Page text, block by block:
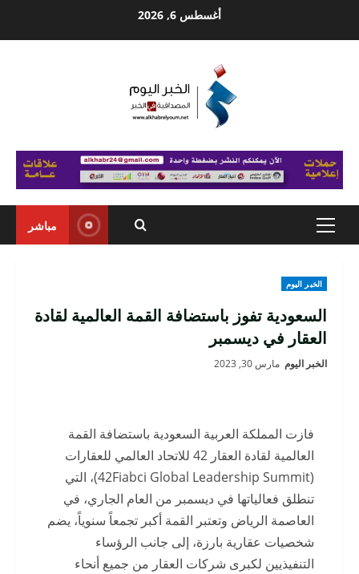
أغسطس 6, 2026
Primary
مباشر
الخبر اليوم
السعودية تفوز باستضافة القمة العالمية لقادة
العقار في ديسمبر
الخبر اليوم مارس 30, 2023
فازت المملكة العربية السعودية باستضافة القمة
العالمية لقادة العقار 42 للاتحاد العالمي للعقارات
(42Fiabci Global Leadership Summit)، التي
تنطلق فعالياتها في ديسمبر من العام الجاري، في
العاصمة الرياض وتعتبر القمة أكبر تجمعاً سنوياً، يضم
شخصيات عقارية بارزة، إلى جانب الرؤساء
التنفيذيين لكبرى شركات العقار من جميع أنحاء